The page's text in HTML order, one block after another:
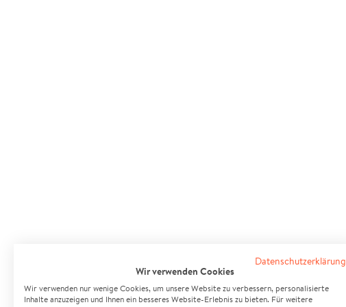
Datenschutzerklärung
Wir verwenden Cookies
Wir verwenden nur wenige Cookies, um unsere Website zu verbessern, personalisierte
Inhalte anzuzeigen und Ihnen ein besseres Website-Erlebnis zu bieten. Für weitere